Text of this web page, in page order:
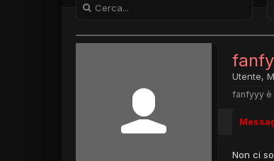
Utente,
fanfyyy è
Non ci